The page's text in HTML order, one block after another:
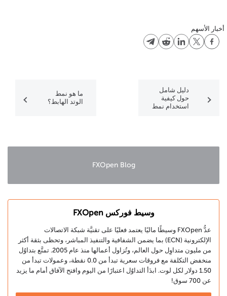
أخبار الأسهم
دليل شامل
حول كيفية
استخدام نمط
ما هو نمط
الوتد الهابط؟
FXOpen Blog
وسيط فوركس FXOpen
عدُّ FXOpen وسيطًا ماليًا يعتمد فعليًا على تقنيَّة شبكة الاتصالات
الإلكترونية (ECN) بما يضمن الشفافية والتنفيذ المباشر، وتحظى بثقة أكثر
من مليون متداوِل حول العالم، وتُزاول أعمالها منذ عام 2005. تمتَّع بتداوُل
منخفض التكلفة مع فروقات سعرية تبدأ من 0.0 نقطة، وعمولات تبدأ من
1.50 دولار لكل لوت. ابدَأ التداوُل اعتبارًا من اليوم وافتح الآفاق أمام ما يزيد
عن 700 سوق!